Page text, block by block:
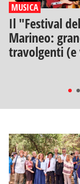
MUSICA
Il "Festival
Marineo:
travolgenti (e